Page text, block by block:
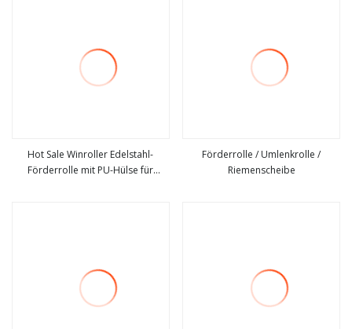
Hot Sale Winroller Edelstahl-
Förderrolle mit PU-Hülse für
Förderrolle / Umlenkrolle /
Riemenscheibe